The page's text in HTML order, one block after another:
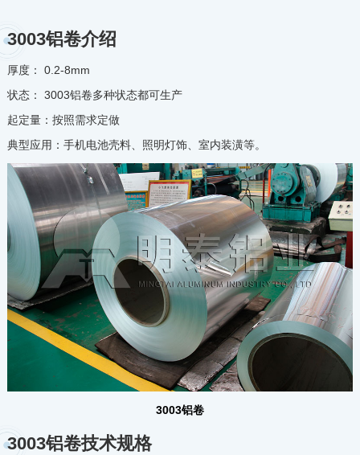
3003铝卷介绍
厚度： 0.2-8mm
状态： 3003铝卷多种状态都可生产
起定量：按照需求定做
典型应用：手机电池壳料、照明灯饰、室内装潢等。
3003铝卷
3003铝卷技术规格